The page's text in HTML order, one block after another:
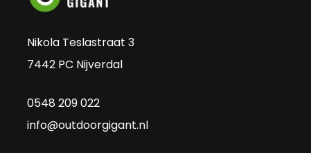
Nikola Teslastraat 3
7442 PC Nijverdal
0548 209 022
info@outdoorgigant.nl